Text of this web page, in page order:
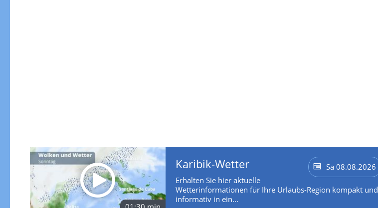
Sa 08.08.2026
Karibik-Wetter
Erhalten Sie hier aktuelle
Wetterinformationen für Ihre Urlaubs-Region kompakt und
informativ in ein...